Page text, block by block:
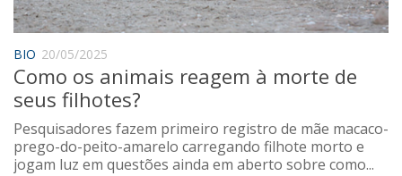
Seções
Mural do IP
Perfil
Commentor
Lançamento
Psico-HQ
BIO 20/05/2025
Como os animais reagem à morte de
seus filhotes?
Pesquisadores fazem primeiro registro de mãe macaco-
prego-do-peito-amarelo carregando filhote morto e
jogam luz em questões ainda em aberto sobre como...